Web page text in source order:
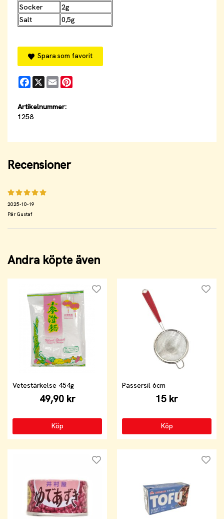
Socker
2g
Salt
0,5g
Spara som favorit
Facebook
X Email
Artikelnummer:
1258
Recensioner
2025-10-19
Pär Gustaf
Andra köpte även
Vetestärkelse 454g
49,90 kr
Köp
Passersil 6cm
15 kr
Köp